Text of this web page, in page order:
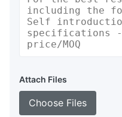
Attach Files
Choose Files